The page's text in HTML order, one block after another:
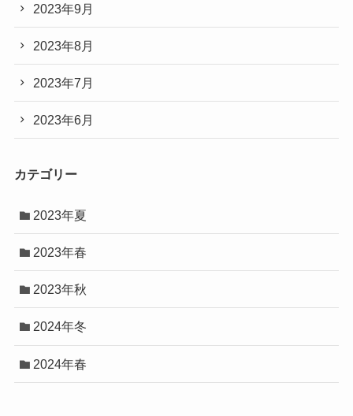
2023年9月
2023年8月
2023年7月
2023年6月
カテゴリー
2023年夏
2023年春
2023年秋
2024年冬
2024年春